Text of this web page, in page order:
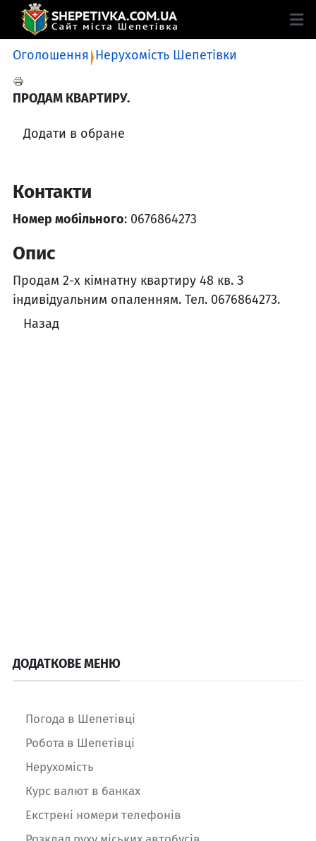
Оголошення Нерухомість Шепетівки
ПРОДАМ КВАРТИРУ.
Додати в обране
Контакти
Номер мобільного: 0676864273
Опис
Продам 2-х кімнатну квартиру 48 кв. З
індивідуальним опаленням. Тел. 0676864273.
Назад
ДОДАТКОВЕ МЕНЮ
Погода в Шепетівці
Робота в Шепетівці
Нерухомість
Курс валют в банках
Екстрені номери телефонів